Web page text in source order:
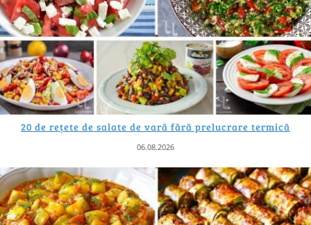
20 de rețete de salate de vară fără prelucrare termică
06.08.2026